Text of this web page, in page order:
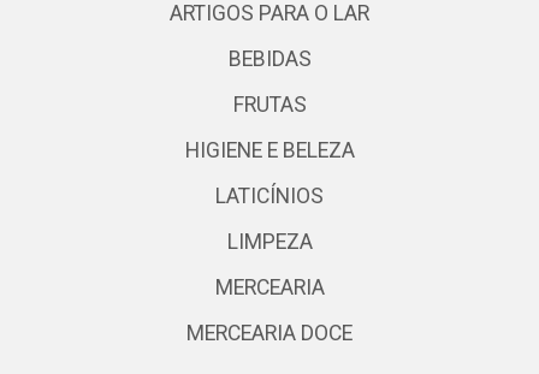
ARTIGOS PARA O LAR
BEBIDAS
FRUTAS
HIGIENE E BELEZA
LATICÍNIOS
LIMPEZA
MERCEARIA
MERCEARIA DOCE